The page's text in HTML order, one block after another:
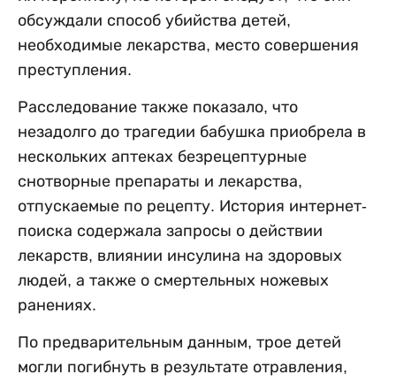
обсуждали способ убийства детей,
необходимые лекарства, место совершения
преступления.
Расследование также показало, что
незадолго до трагедии бабушка приобрела в
нескольких аптеках безрецептурные
снотворные препараты и лекарства,
отпускаемые по рецепту. История интернет-
поиска содержала запросы о действии
лекарств, влиянии инсулина на здоровых
людей, а также о смертельных ножевых
ранениях.
По предварительным данным, трое детей
могли погибнуть в результате отравления,